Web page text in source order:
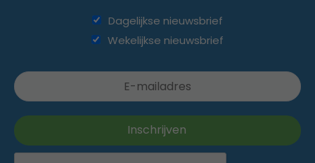
Dagelijkse nieuwsbrief
Wekelijkse nieuwsbrief